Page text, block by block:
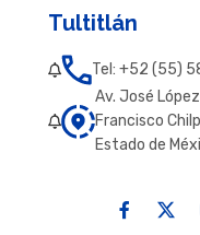
Tultitlán
Tel: +52 (55)
Av. José
Francisco
Estado de